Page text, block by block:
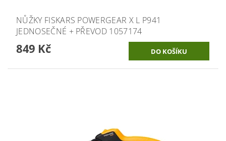
NŮŽKY FISKARS POWERGEAR X L P941
JEDNOSEČNÉ + PŘEVOD 1057174
849 Kč